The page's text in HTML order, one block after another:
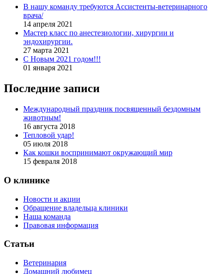
В нашу команду требуются Ассистенты-ветеринарного
врача/
14 апреля 2021
Мастер класс по анестезиологии, хирургии и
эндохирургии.
27 марта 2021
С Новым 2021 годом!!!
01 января 2021
Последние записи
Международный праздник посвященный бездомным
животным!
16 августа 2018
Тепловой удар!
05 июля 2018
Как кошки воспринимают окружающий мир
15 февраля 2018
О клинике
Новости и акции
Обращение владельца клиники
Наша команда
Правовая информация
Статьи
Ветеринария
Домашний любимец